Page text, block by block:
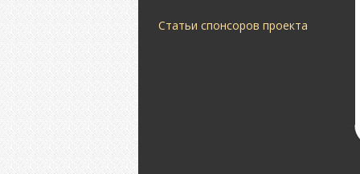
Статьи спонсоров проекта